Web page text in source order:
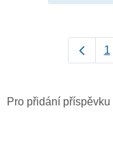
1
Pro přidání